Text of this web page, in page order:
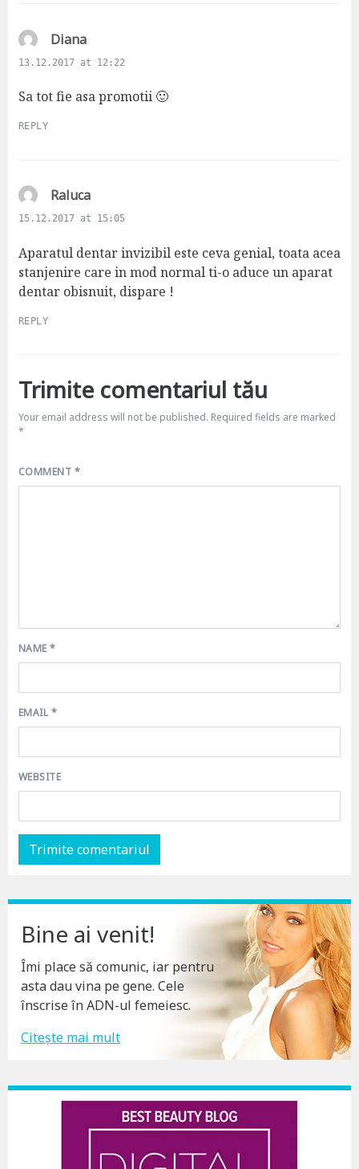
Dianas
a
s
13.12.2017 at 12:22
Sa tot fie asa promotii 🙂
REPLY
Ralucas
a
s
:
15.12.2017 at 15:05
Aparatul dentar invizibil este ceva genial, toata acea
stanjenire care in mod normal ti-o aduce un aparat
dentar obisnuit, dispare !
REPLY
Trimite comentariul tău
Your email address will not be published. Required fields are marked
*
COMMENT *
NAME*
EMAIL*
WEBSITE
Bine ai venit!
Îmi place să comunic, iar pentru
asta dau vina pe gene. Cele
înscrise în ADN-ul femeiesc.
Citește mai mult